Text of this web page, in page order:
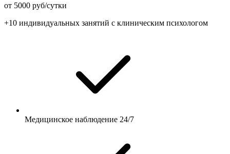
от 5000 руб/сутки
+10 индивидуальных занятий с клиническим психологом
Медицинское наблюдение 24/7